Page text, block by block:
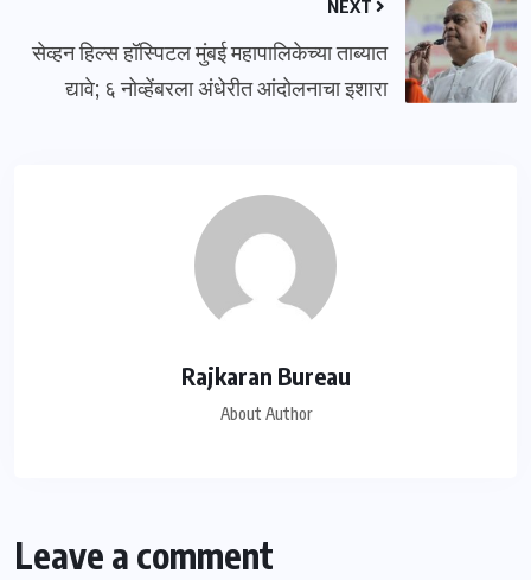
NEXT
सेव्हन हिल्स हॉस्पिटल मुंबई महापालिकेच्या ताब्यात
द्यावे; ६ नोव्हेंबरला अंधेरीत आंदोलनाचा इशारा
Rajkaran Bureau
About Author
Leave a comment